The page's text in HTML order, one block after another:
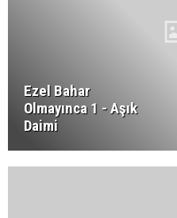
Ezel Bahar
Olmayınca 1 - Aşık
Daimi